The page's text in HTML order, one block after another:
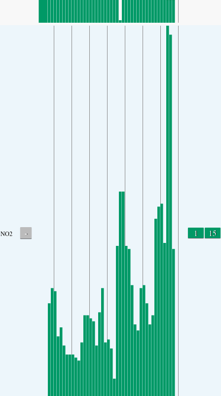
NO2 - 1 15